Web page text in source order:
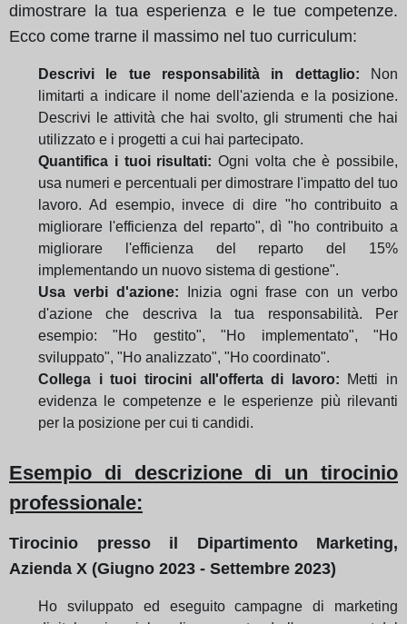
dimostrare la tua esperienza e le tue competenze.
Ecco come trarne il massimo nel tuo curriculum:
Descrivi le tue responsabilità in dettaglio: Non
limitarti a indicare il nome dell'azienda e la posizione.
Descrivi le attività che hai svolto, gli strumenti che hai
utilizzato e i progetti a cui hai partecipato.
Quantifica i tuoi risultati: Ogni volta che è possibile,
usa numeri e percentuali per dimostrare l'impatto del tuo
lavoro. Ad esempio, invece di dire "ho contribuito a
migliorare l'efficienza del reparto", dì "ho contribuito a
migliorare l'efficienza del reparto del 15%
implementando un nuovo sistema di gestione".
Usa verbi d'azione: Inizia ogni frase con un verbo
d'azione che descriva la tua responsabilità. Per
esempio: "Ho gestito", "Ho implementato", "Ho
sviluppato", "Ho analizzato", "Ho coordinato".
Collega i tuoi tirocini all'offerta di lavoro: Metti in
evidenza le competenze e le esperienze più rilevanti
per la posizione per cui ti candidi.
Esempio di descrizione di un tirocinio
professionale:
Tirocinio presso il Dipartimento Marketing,
Azienda X (Giugno 2023 - Settembre 2023)
Ho sviluppato ed eseguito campagne di marketing